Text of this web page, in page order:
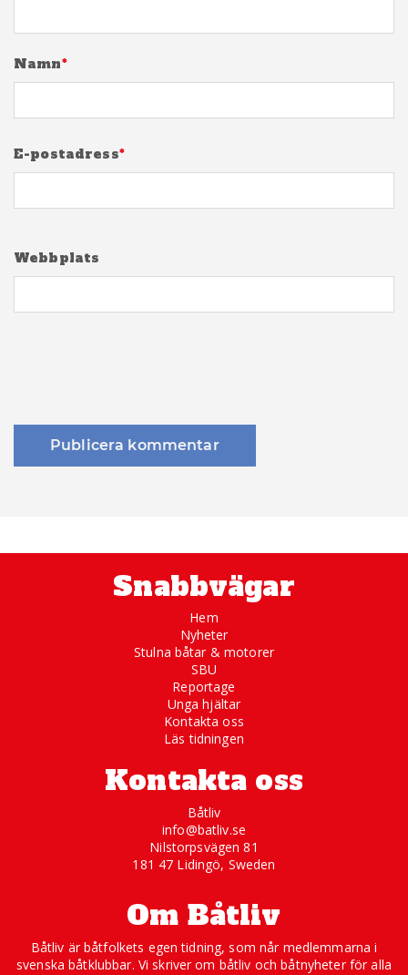
Namn*
E-postadress*
Webbplats
Snabbvägar
Hem
Nyheter
Stulna båtar & motorer
SBU
Reportage
Unga hjältar
Kontakta oss
Läs tidningen
Kontakta oss
Båtliv
info@batliv.se
Nilstorpsvägen 81
181 47 Lidingö, Sweden
Om Båtliv
Båtliv är båtfolkets egen tidning, som når medlemmarna i
svenska båtklubbar. Vi skriver om båtliv och båtnyheter för alla